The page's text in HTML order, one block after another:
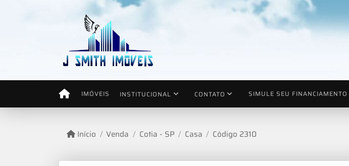
IMÓVEIS INSTITUCIONAL CONTATO SIMULE SEU FINANCIAMENTO
Início Venda Cotia - SP Casa Código 2310